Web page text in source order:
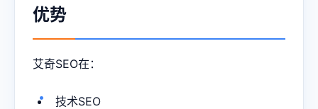
优势
艾奇SEO在：
技术SEO